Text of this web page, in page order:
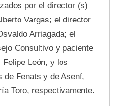
por el director (s)
Vargas; el director
Arriagada; el
Consultivo y paciente
León, y los
de Fenats y de Asenf,
Toro, respectivamente.